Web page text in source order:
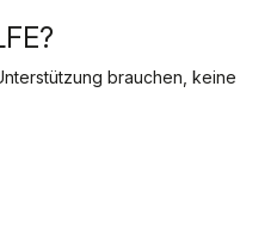
brauchen, keine